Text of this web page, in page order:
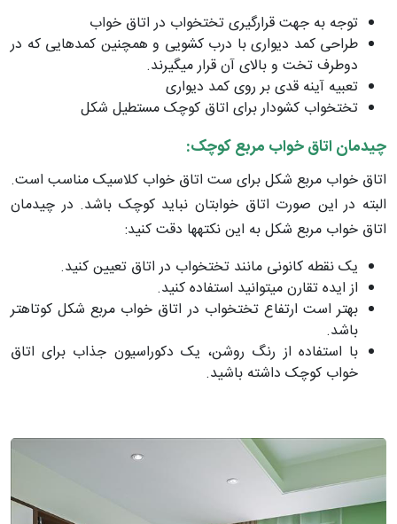
توجه به جهت قرارگیری تختخواب در اتاق خواب
طراحی کمد دیواری با درب کشویی و همچنین کمدهایی که در
دوطرف تخت و بالای آن قرار می­گیرند.
تعبیه آینه قدی بر روی کمد دیواری
تختخواب کشودار برای اتاق­ کوچک مستطیل شکل
چیدمان اتاق خواب مربع کوچک:
اتاق خواب مربع شکل برای ست اتاق خواب کلاسیک مناسب است.
البته در این صورت اتاق خواب­تان نباید کوچک باشد. در چیدمان
اتاق خواب مربع شکل به این نکته­ها دقت کنید:
یک نقطه کانونی مانند تختخواب در اتاق تعیین کنید.
از ایده تقارن می­توانید استفاده کنید.
بهتر است ارتفاع تختخواب در اتاق خواب مربع شکل کوتاهتر
باشد.
با استفاده از رنگ روشن، یک دکوراسیون جذاب برای اتاق
خواب کوچک داشته باشید.